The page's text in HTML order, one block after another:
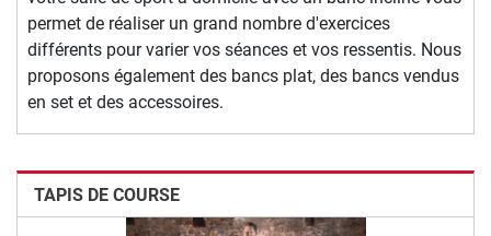
permet de réaliser un grand nombre d'exercices
différents pour varier vos séances et vos ressentis. Nous
proposons également des bancs plat, des bancs vendus
en set et des accessoires.
TAPIS DE COURSE